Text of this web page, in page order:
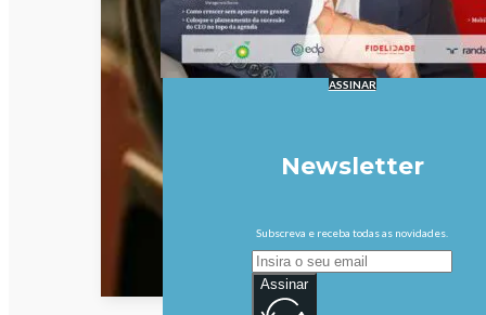
ASSINAR
Newsletter
Subscreva e receba todas as novidades.
Assinar